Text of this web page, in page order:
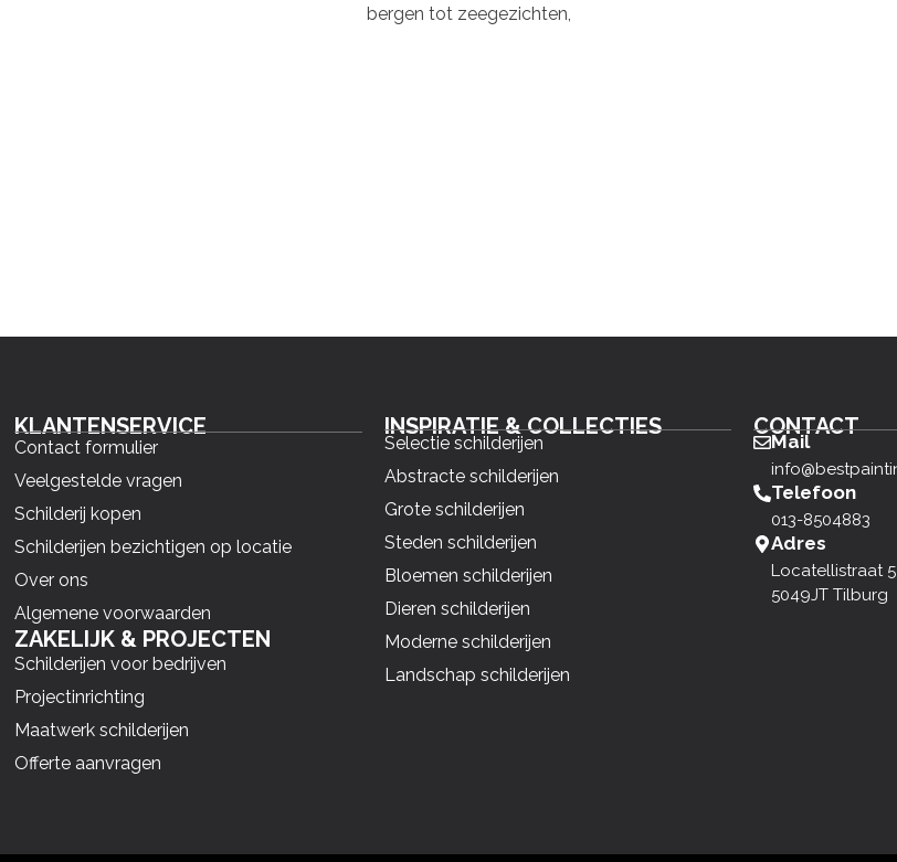
bergen tot zeegezichten,
KLANTENSERVICE
Contact formulier
Veelgestelde vragen
Schilderij kopen
Schilderijen bezichtigen op locatie
Over ons
Algemene voorwaarden
ZAKELIJK & PROJECTEN
Schilderijen voor bedrijven
Projectinrichting
Maatwerk schilderijen
Offerte aanvragen
INSPIRATIE & COLLECTIES
Selectie schilderijen
Abstracte schilderijen
Grote schilderijen
Steden schilderijen
Bloemen schilderijen
Dieren schilderijen
Moderne schilderijen
Landschap schilderijen
CONTACT
Mail
Telefoon
013-8504883
Adres
Locatellistraat 5
5049JT Tilburg